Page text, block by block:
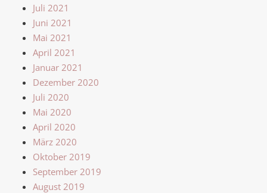
Juli 2021
Juni 2021
Mai 2021
April 2021
Januar 2021
Dezember 2020
Juli 2020
Mai 2020
April 2020
März 2020
Oktober 2019
September 2019
August 2019